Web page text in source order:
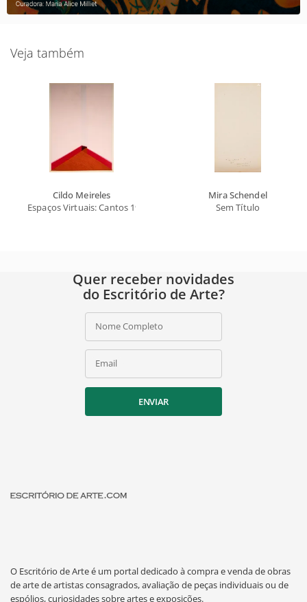
Veja também
Cildo Meireles
Espaços Virtuais: Cantos 1977
Mira Schendel
Sem Título
Quer receber novidades
do Escritório de Arte?
Nome Completo
Email
ENVIAR
O Escritório de Arte é um portal dedicado à compra e venda de obras
de arte de artistas consagrados, avaliação de peças individuais ou de
espólios, curiosidades sobre artes e exposições.